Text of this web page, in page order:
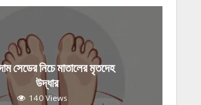
সেডের নিচে মাতালের মৃতদেহ
উদ্ধার
140 Views